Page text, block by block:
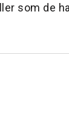
som de